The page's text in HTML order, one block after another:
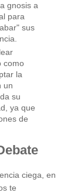
gnosis a
para
sus
como
la
un
su
ya que
de
ciega, en
te